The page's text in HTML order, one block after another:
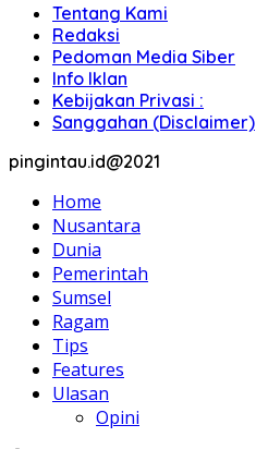
Tentang Kami
Redaksi
Pedoman Media Siber
Info Iklan
Kebijakan Privasi :
Sanggahan (Disclaimer)
pingintau.id@2021
Home
Nusantara
Dunia
Pemerintah
Sumsel
Ragam
Tips
Features
Ulasan
Opini